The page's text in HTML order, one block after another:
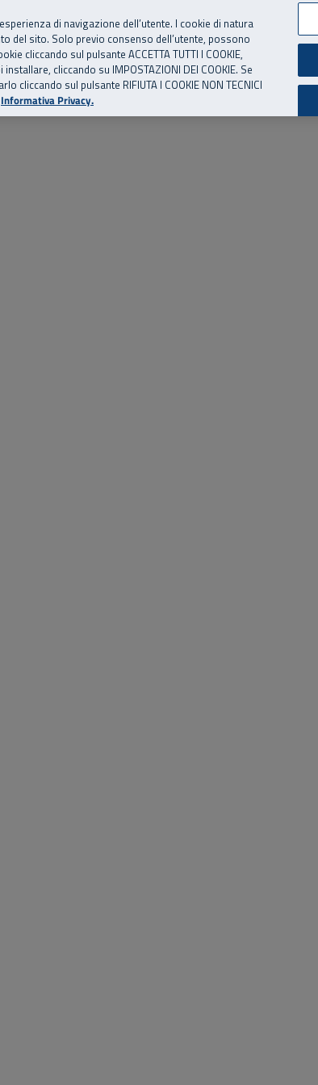
ed eventi Risorse utili Supporto
di navigazione dell’utente. I cookie di natura
del sito. Solo previo consenso dell’utente, possono
cliccando sul pulsante ACCETTA TUTTI I COOKIE,
cliccando su IMPOSTAZIONI DEI COOKIE. Se
cliccando sul pulsante RIFIUTA I COOKIE NON TECNICI
Informativa Privacy.